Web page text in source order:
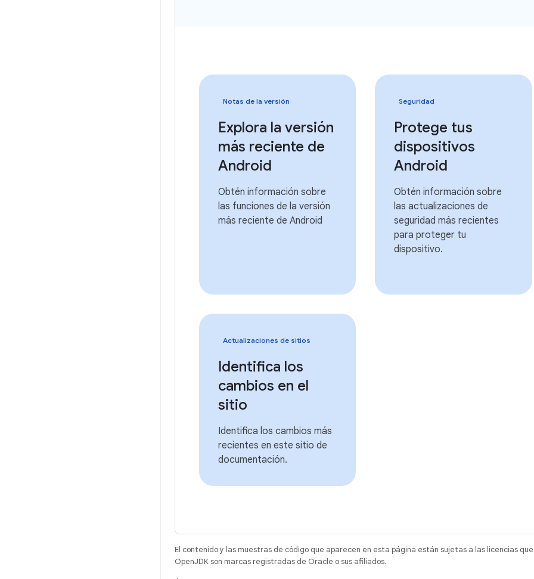
Notas de la versión
Explora la versión
más reciente de
Android
Obtén información sobre
las funciones de la versión
más reciente de Android
Seguridad
Protege tus
dispositivos
Android
Obtén información sobre
las actualizaciones de
seguridad más recientes
para proteger tu
dispositivo.
Actualizaciones de sitios
Identifica los
cambios en el
sitio
Identifica los cambios más
recientes en este sitio de
documentación.
El contenido y las muestras de código que aparecen en esta página están sujetas a las licencias
OpenJDK son marcas registradas de Oracle o sus afiliados.